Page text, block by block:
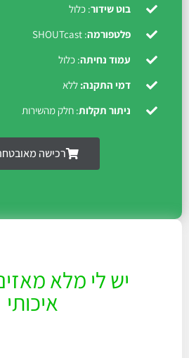
בוט שידור: כלול
פלטפורמה: SHOUTcast
עמוד נחיתה: כלול
דמי התקנה: ללא
ניתור תקלות: חלק מהשירות
רכישה
יש לי מלא
איכותי